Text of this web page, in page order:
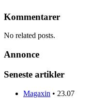
Kommentarer
No related posts.
Annonce
Seneste artikler
Magaxin • 23.07